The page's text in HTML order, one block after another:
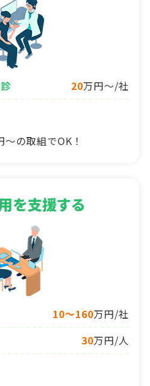
20万円～/社
の取組でOK！
を支援する
10～160万円/社
30万円/人